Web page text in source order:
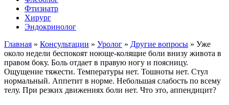
Фтизиатр
Хирург
Эндокринолог
Главная » Консультации » Уролог » Другие вопросы » Уже
около недели беспокоят ноюще-колящие боли внизу живота в
правом боку. Боль отдает в правую ногу и поясницу.
Ощущение тяжести. Температуры нет. Тошноты нет. Стул
нормальный. Аппетит в норме. Небольшая слабость по всему
телу. При резких движениях боли нет. Что это, аппендицит?